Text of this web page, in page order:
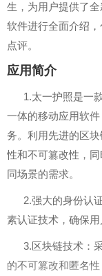
生，为用户提供了
软件进行全面介绍
点评。
应用简介
1.太一护照是一
一体的移动应用软
务。利用先进的区
性和不可篡改性，
同场景的需求。
2.强大的身份认
素认证技术，确保用
3.区块链技术：
的不可篡改和匿名性